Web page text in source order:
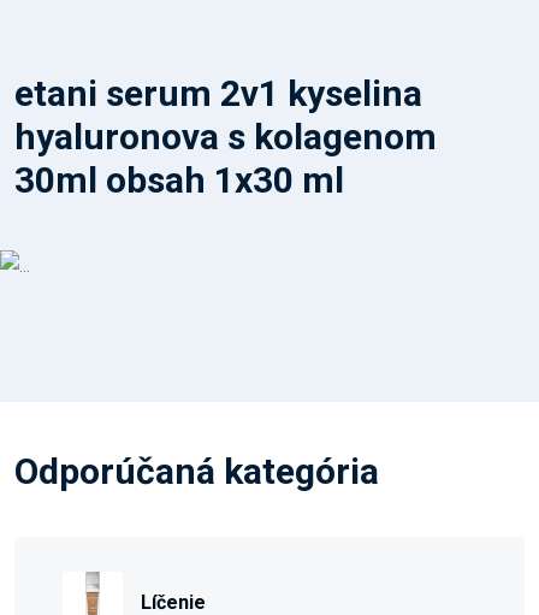
etani serum 2v1 kyselina
hyaluronova s kolagenom
30ml obsah 1x30 ml
Odporúčaná kategória
Líčenie